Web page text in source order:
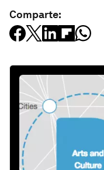
Comparte: